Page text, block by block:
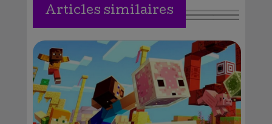
Articles similaires